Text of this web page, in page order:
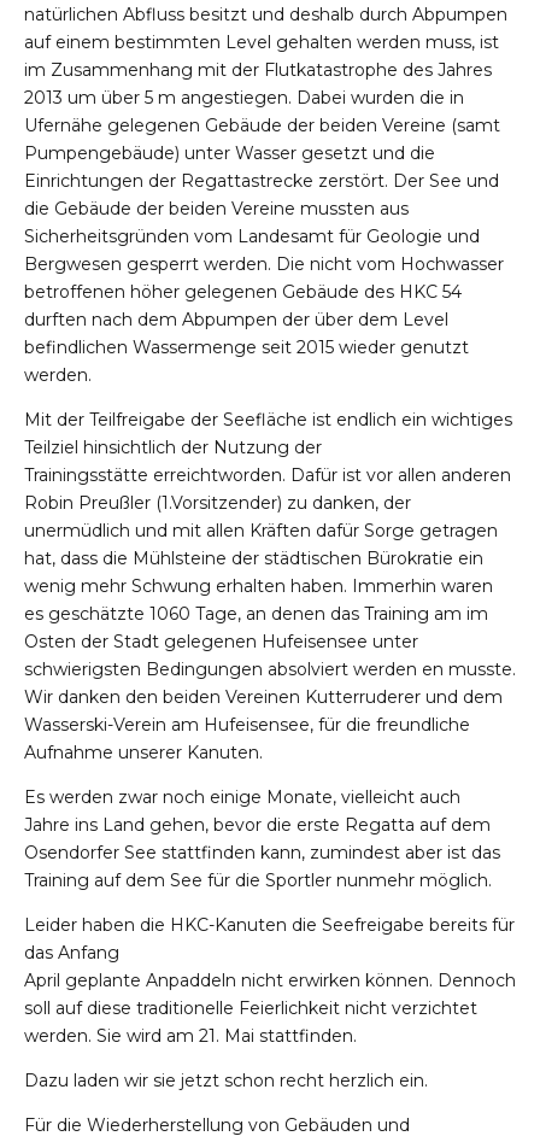
natürlichen Abfluss besitzt und deshalb durch Abpumpen
auf einem bestimmten Level gehalten werden muss, ist
im Zusammenhang mit der Flutkatastrophe des Jahres
2013 um über 5 m angestiegen. Dabei wurden die in
Ufernähe gelegenen Gebäude der beiden Vereine (samt
Pumpengebäude) unter Wasser gesetzt und die
Einrichtungen der Regattastrecke zerstört. Der See und
die Gebäude der beiden Vereine mussten aus
Sicherheitsgründen vom Landesamt für Geologie und
Bergwesen gesperrt werden. Die nicht vom Hochwasser
betroffenen höher gelegenen Gebäude des HKC 54
durften nach dem Abpumpen der über dem Level
befindlichen Wassermenge seit 2015 wieder genutzt
werden.
M it der Teilfreigabe der Seefläche ist endlich ein wichtiges
Teilzie l hinsichtlich der Nutzung der
Trainingsstätte erreichtworden. Dafür ist vor allen anderen
Robin Preußler (1.Vorsitzender) zu danken, der
unermüdlich und mit allen Kräften dafür Sorge getragen
hat, dass die Mühlsteine der städtischen Bürokratie ein
wenig mehr Schwung erhalten haben.
Immerhin waren
es geschätzte 1060 Tage, an denen das Training am im
Osten der Stadt gelegenen Hufeisensee unter
schwierigsten Bedingungen absolviert werden en musste.
Wir danken den beiden Vereinen Kutterruderer und dem
Wasserski-Verein am Hufeisensee, für die freundliche
Aufnahme unserer Kanuten.
Es werden zwar noch einige Monate, vielleicht auch
Jahre ins Land gehen, bevor die erste Regatta auf dem
Osendorfer See stattfinden kann, zumindest aber ist das
Training auf dem See für die Sportler nunmehr möglich.
Leider haben die HKC-Kanuten die Seefreigabe bereits für
das Anfang
April geplante Anpaddeln nicht erwirken können. Dennoch
soll auf diese traditionelle Feierlichkeit nicht verzichtet
werden. Sie wird am 21. Mai stattfinden.
Dazu laden wir sie jetzt schon recht herzlich ein.
Für die Wiederherstellung von Gebäuden und